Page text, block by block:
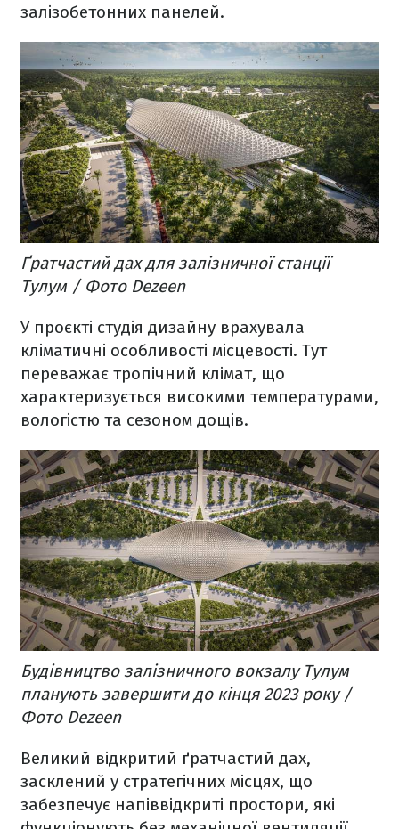
залізобетонних панелей.
Ґратчастий дах для залізничної станції
Тулум / Фото Dezeen
У проєкті студія дизайну врахувала
кліматичні особливості місцевості. Тут
переважає тропічний клімат, що
характеризується високими температурами,
вологістю та сезоном дощів.
Будівництво залізничного вокзалу Тулум
планують завершити до кінця 2023 року /
Фото Dezeen
Великий відкритий ґратчастий дах,
засклений у стратегічних місцях, що
забезпечує напіввідкриті простори, які